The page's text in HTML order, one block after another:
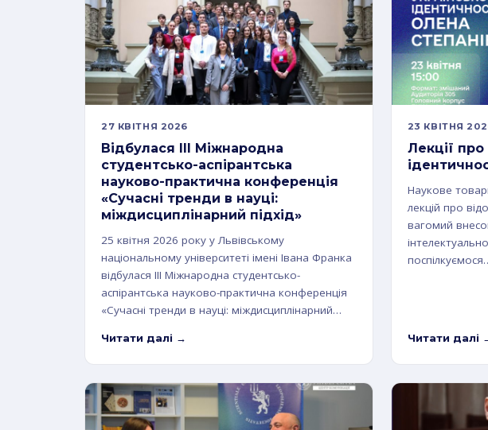
27 КВІТНЯ 2026
Відбулася ІІІ Міжнародна
студентсько-аспірантська
науково-практична конференція
«Сучасні тренди в науці:
міждисциплінарний підхід»
25 квітня 2026 року у Львівському
національному університеті імені Івана Франка
відбулася ІІІ Міжнародна студентсько-
аспірантська науково-практична конференція
«Сучасні тренди в науці: міждисциплінарний…
Читати далі
23 КВІТНЯ
Лекції про
Наукове
лекцій про
вагомий
Читати далі